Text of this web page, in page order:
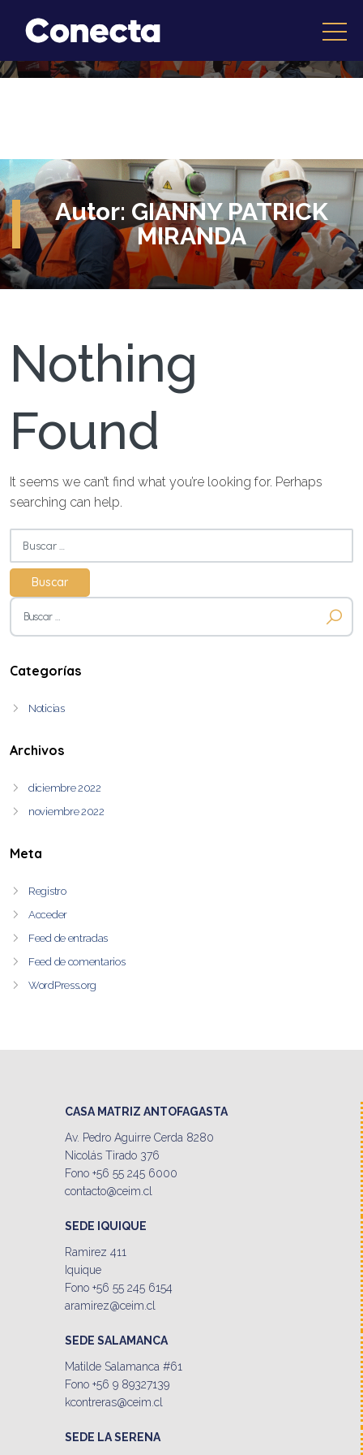
Autor: GIANNY PATRICK
MIRANDA
Nothing
Found
It seems we can’t find what you’re looking for. Perhaps
searching can help.
Buscar:
Buscar:
Categorías
Noticias
Archivos
diciembre 2022
noviembre 2022
Meta
Registro
Acceder
Feed de entradas
Feed de comentarios
WordPress.org
CASA MATRIZ ANTOFAGASTA
Av. Pedro Aguirre Cerda 8280
Nicolás Tirado 376
Fono +56 55 245 6000
contacto@ceim.cl
SEDE IQUIQUE
Ramirez 411
Iquique
Fono +56 55 245 6154
aramirez@ceim.cl
SEDE SALAMANCA
Matilde Salamanca #61
Fono +56 9 89327139
kcontreras@ceim.cl
SEDE LA SERENA